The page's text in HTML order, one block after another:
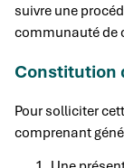
suivre une
communauté de
Constitution
Pour solliciter
comprenant